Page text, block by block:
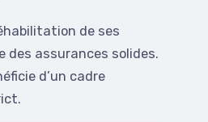
de ses
des assurances solides.
d’un cadre